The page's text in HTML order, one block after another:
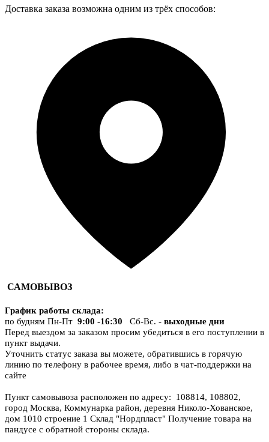
Доставка заказа возможна одним из трёх способов:
САМОВЫВОЗ
График работы склада:
по будням Пн-Пт 9:00 -16:30 Сб-Вс. - выходные дни
Перед выездом за заказом просим убедиться в его поступлении в
пункт выдачи.
Уточнить статус заказа вы можете, обратившись в горячую
линию по телефону в рабочее время, либо в чат-поддержки на
сайте
Пункт самовывоза расположен по адресу: 108814, 108802,
город Москва, Коммунарка район, деревня Николо-Хованское,
дом 1010 строение 1 Склад "Нордпласт" Получение товара на
пандусе с обратной стороны склада.